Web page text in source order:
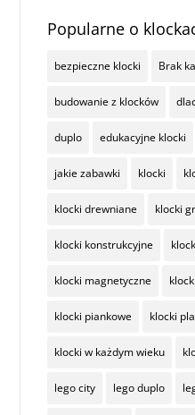
Popularne o
bezpieczne klocki Brak
budowanie z klocków
duplo edukacyjne klocki
jakie zabawki klocki
klocki drewniane klocki
klocki konstrukcyjne
klocki magnetyczne
klocki piankowe klocki
klocki w każdym wieku
lego city lego duplo